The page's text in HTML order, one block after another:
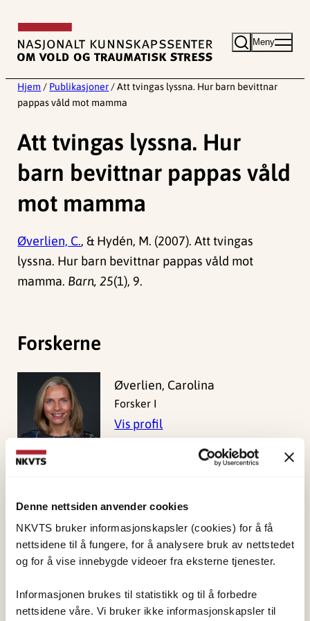
Denne nettsiden anvender cookies
NKVTS bruker informasjonskapsler (cookies) for å få
nettsidene til å fungere, for å analysere bruk av nettstedet
og for å vise innebygde videoer fra eksterne tjenester.
Informasjonen brukes til statistikk og til å forbedre
nettsidene våre. Vi bruker ikke informasjonskapsler til
innhold
Meny
Hjem / Publikasjoner / Att tvingas lyssna. Hur barn bevittnar
pappas våld mot mamma
Att tvingas lyssna. Hur
barn bevittnar pappas våld
mot mamma
Øverlien, C., & Hydén, M. (2007). Att tvingas
lyssna. Hur barn bevittnar pappas våld mot
mamma. Barn, 25(1), 9.
Forskerne
Øverlien, Carolina
Forsker I
Vis profil
Publisert:19. mars 2026
Sist redigert: 9. august 2026